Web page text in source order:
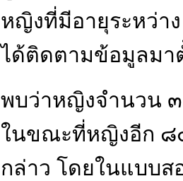
หญิงที่มีอายุระหว่า
ได้ติดตามข้อมูลม
พบว่าหญิงจำนวน ๓
ในขณะที่หญิงอีก
กล่าว โดยในแบบ